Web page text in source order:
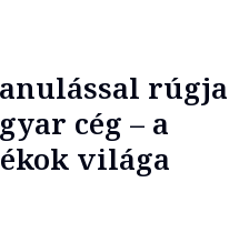
rúgja
cég – a
világa